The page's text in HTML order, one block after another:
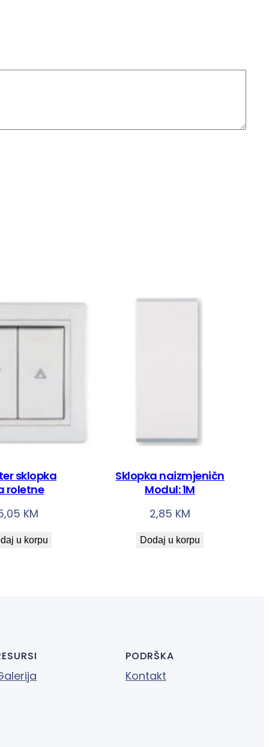
sklopka
roletne
KM
u korpu
Sklopka naizmjeničn
Modul: 1M
2,85 KM
Dodaj u korpu
PODRŠKA
Kontakt